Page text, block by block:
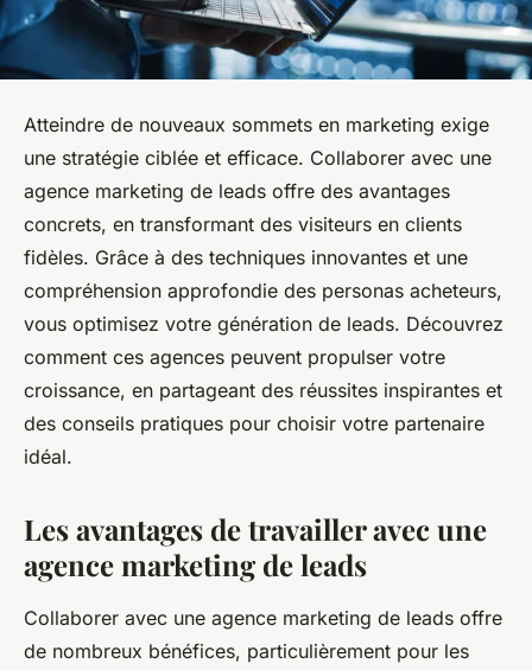
Atteindre de nouveaux sommets en marketing exige
une stratégie ciblée et efficace. Collaborer avec une
agence marketing de leads offre des avantages
concrets, en transformant des visiteurs en clients
fidèles. Grâce à des techniques innovantes et une
compréhension approfondie des personas acheteurs,
vous optimisez votre génération de leads. Découvrez
comment ces agences peuvent propulser votre
croissance, en partageant des réussites inspirantes et
des conseils pratiques pour choisir votre partenaire
idéal.
Les avantages de travailler avec une
agence marketing de leads
Collaborer avec une agence marketing de leads offre
de nombreux bénéfices, particulièrement pour les